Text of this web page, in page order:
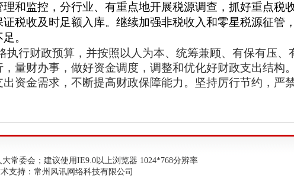
和监控，分行业、有重点地开展税源调查，抓好重点税
税收及时足额入库。继续加强非税收入和零星税源征管
。
执行财政预算，并按照以人为本、统筹兼顾、有保有压、
量财办事，做好资金调度，调整和优化好财政支出结构
资金需求，不断提高财政保障能力。坚持厉行节约，严
常委会；建议使用IE9.0以上浏览器 1024*768分辨率
支持：常州风讯网络科技有限公司